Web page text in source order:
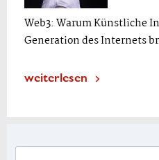
Web3: Warum Künstliche
Generation des Internets
weiterlesen